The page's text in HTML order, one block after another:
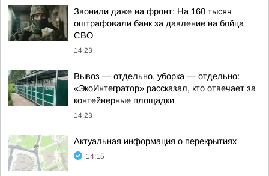
Звонили даже на фронт: На 160 тысяч
оштрафовали банк за давление на бойца
СВО
14:23
Вывоз — отдельно, уборка — отдельно:
«ЭкоИнтегратор» рассказал, кто отвечает за
контейнерные площадки
14:23
Актуальная информация о перекрытиях
14:15